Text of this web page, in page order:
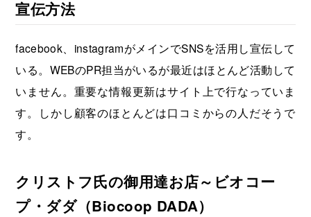
宣伝方法
facebook、instagramがメインでSNSを活用し宣伝して
いる。WEBのPR担当がいるが最近はほとんど活動して
いません。重要な情報更新はサイト上で行なっていま
す。しかし顧客のほとんどは口コミからの人だそうで
す。
クリストフ氏の御用達お店～ビオコー
プ・ダダ（Biocoop DADA）